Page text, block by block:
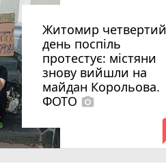
Житомир четвертий
день поспіль
протестує: містяни
знову вийшли на
майдан Корольова.
ФОТО photo_camera